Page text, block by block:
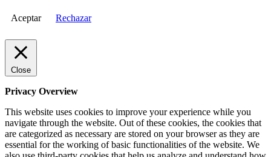
Aceptar Rechazar
Close
Privacy Overview
This website uses cookies to improve your experience while you
navigate through the website. Out of these cookies, the cookies that
are categorized as necessary are stored on your browser as they are
essential for the working of basic functionalities of the website. We